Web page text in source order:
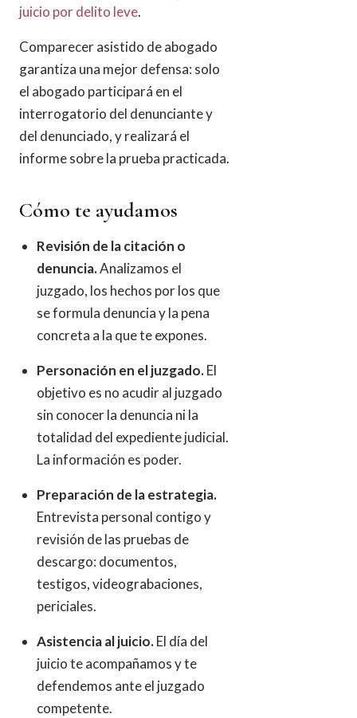
juicio por delito leve.
Comparecer asistido de abogado
garantiza una mejor defensa: solo
el abogado participará en el
interrogatorio del denunciante y
del denunciado, y realizará el
informe sobre la prueba practicada.
Cómo te ayudamos
Revisión de la citación o
denuncia.Analizamos el
juzgado, los hechos por los que
se formula denuncia y la pena
concreta a la que te expones.
Personación en el juzgado.El
objetivo es no acudir al juzgado
sin conocer la denuncia ni la
totalidad del expediente judicial.
La información es poder.
Preparación de la estrategia.
Entrevista personal contigo y
revisión de las pruebas de
descargo: documentos,
testigos, videograbaciones,
periciales.
Asistencia al juicio.El día del
juicio te acompañamos y te
defendemos ante el juzgado
competente.